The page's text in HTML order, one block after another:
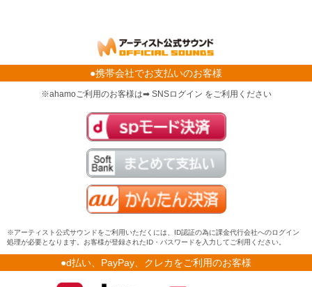
●携帯会社でお支払いのお客様
※ahamoご利用のお客様は➡ SNSログイン をご利用ください
※アーティスト公式サウンドをご利用いただくには、ID認証の為に課金代行会社へのログイン
処理が必要となります。お客様が登録されたID・パスワードを入力してご利用ください。
●d払い、PayPay、クレカをご利用のお客様